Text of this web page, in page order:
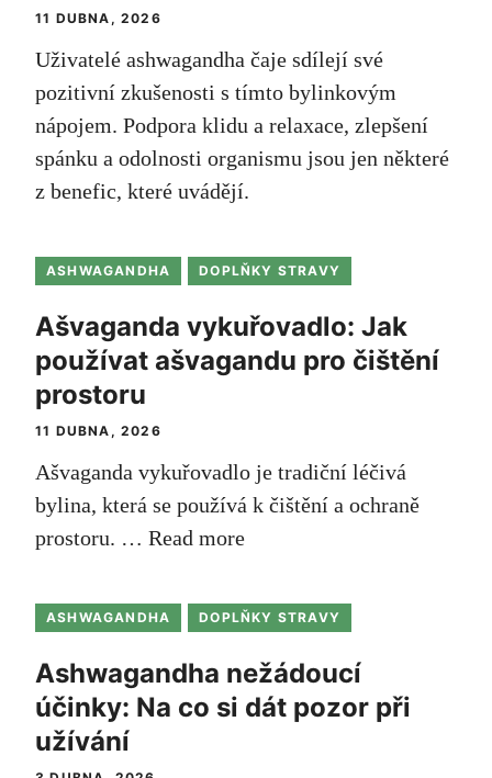
11 DUBNA, 2026
Uživatelé ashwagandha čaje sdílejí své
pozitivní zkušenosti s tímto bylinkovým
nápojem. Podpora klidu a relaxace, zlepšení
spánku a odolnosti organismu jsou jen některé
z benefic, které uvádějí.
ASHWAGANDHA DOPLŇKY STRAVY
Ašvaganda vykuřovadlo: Jak
používat ašvagandu pro čištění
prostoru
11 DUBNA, 2026
Ašvaganda vykuřovadlo je tradiční léčivá
bylina, která se používá k čištění a ochraně
prostoru. … Read more
ASHWAGANDHA DOPLŇKY STRAVY
Ashwagandha nežádoucí
účinky: Na co si dát pozor při
užívání